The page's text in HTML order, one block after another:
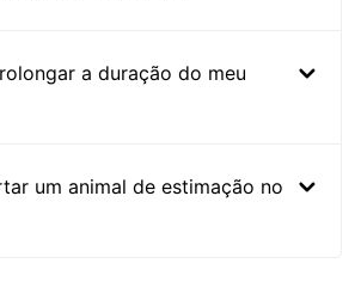
a duração do meu
um animal de estimação no